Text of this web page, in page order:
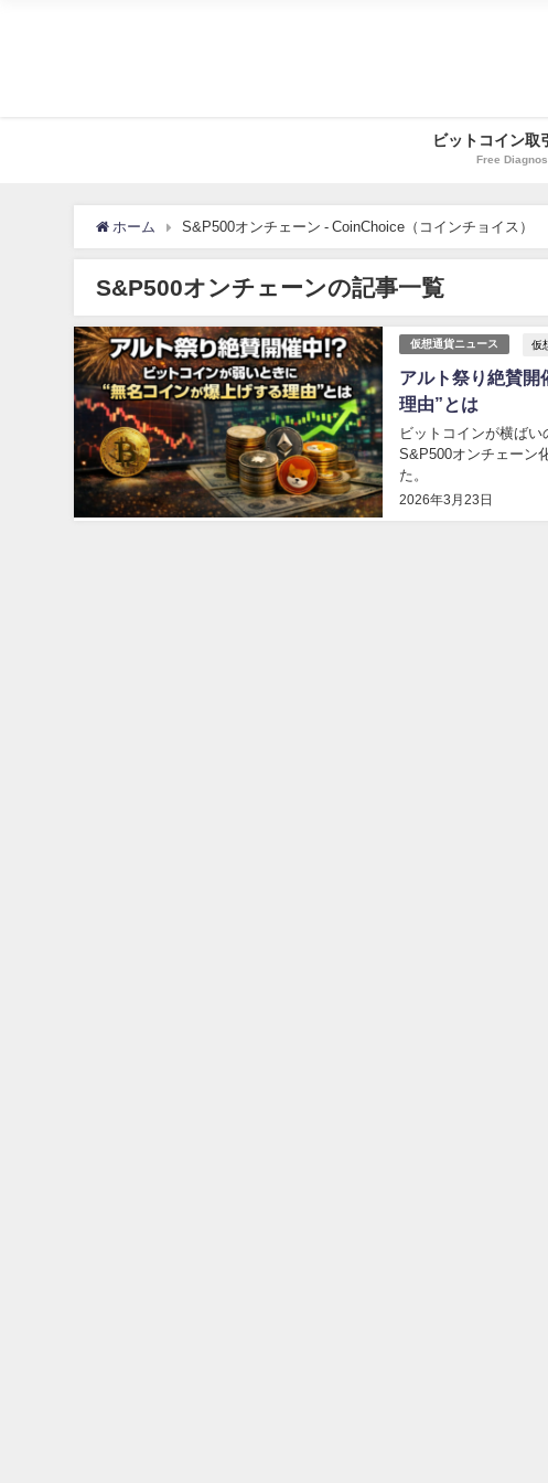
ビットコイン取
Free
ホーム S&P500オンチェーン - CoinChoice（コインチョイス）
S&P500オンチェーンの記事一覧
仮想通貨ニュース 仮
アルト祭り絶賛開
理由”とは
2026年3月23日
ビットコインが横ば
S&P500オンチェーン
た。